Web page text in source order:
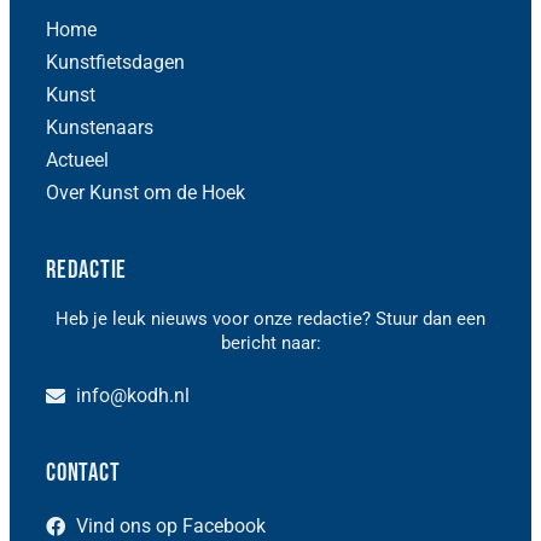
Home
Kunstfietsdagen
Kunst
Kunstenaars
Actueel
Over Kunst om de Hoek
Redactie
Heb je leuk nieuws voor onze redactie? Stuur dan een
bericht naar:
info@kodh.nl
Contact
Vind ons op Facebook